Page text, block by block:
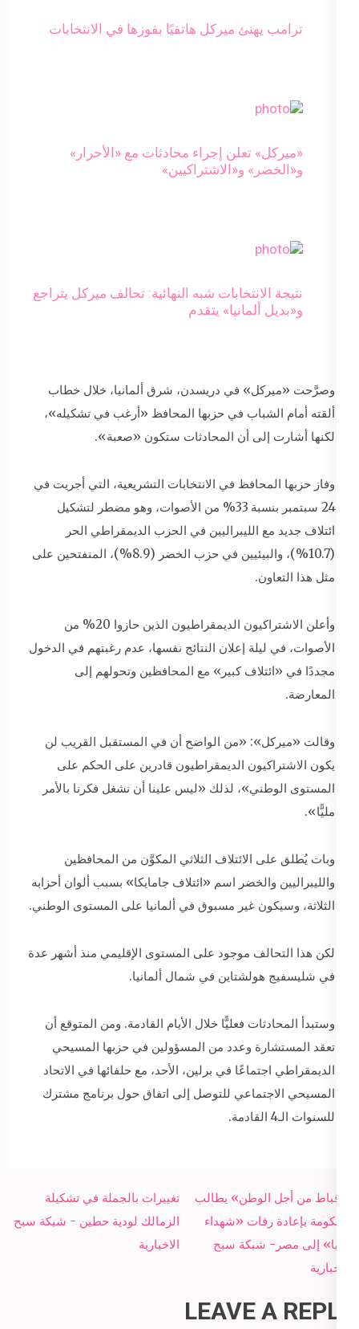
ترامب يهنئ ميركل هاتفيًا بفوزها في الانتخابات
«ميركل» تعلن إجراء محادثات مع «الأحرار»
و«الخضر» و«الاشتراكيين»
نتيجة الانتخابات شبه النهائية: تحالف ميركل يتراجع
و«بديل ألمانيا» يتقدم
وصرَّحت «ميركل» في دريسدن، شرق ألمانيا، خلال خطاب
ألقته أمام الشباب في حزبها المحافظ «أرغب في تشكيله»،
لكنها أشارت إلى أن المحادثات ستكون «صعبة».
وفاز حزبها المحافظ في الانتخابات التشريعية، التي أجريت في
24 سبتمبر بنسبة 33% من الأصوات، وهو مضطر لتشكيل
ائتلاف جديد مع الليبراليين في الحزب الديمقراطي الحر
(10.7%)، والبيئيين في حزب الخضر (8.9%)، المنفتحين على
مثل هذا التعاون.
وأعلن الاشتراكيون الديمقراطيون الذين حازوا 20% من
الأصوات، في ليلة إعلان النتائج نفسها، عدم رغبتهم في الدخول
مجددًا في «ائتلاف كبير» مع المحافظين وتحولهم إلى
المعارضة.
وقالت «ميركل»: «من الواضح أن في المستقبل القريب لن
يكون الاشتراكيون الديمقراطيون قادرين على الحكم على
المستوى الوطني»، لذلك «ليس علينا أن نشغل فكرنا بالأمر
مليًّا».
وبات يُطلق على الائتلاف الثلاثي المكوَّن من المحافظين
والليبراليين والخضر اسم «ائتلاف جامايكا» بسبب ألوان أحزابه
الثلاثة، وسيكون غير مسبوق في ألمانيا على المستوى الوطني.
لكن هذا التحالف موجود على المستوى الإقليمي منذ أشهر عدة
في شليسفيج هولشتاين في شمال ألمانيا.
وستبدأ المحادثات فعليًّا خلال الأيام القادمة. ومن المتوقع أن
تعقد المستشارة وعدد من المسؤولين في حزبها المسيحي
الديمقراطي اجتماعًا في برلين، الأحد، مع حلفائها في الاتحاد
المسيحي الاجتماعي للتوصل إلى اتفاق حول برنامج مشترك
للسنوات الـ4 القادمة.
Post
navigation
تغييرات بالجملة في تشكيلة
الزمالك لودية حطين - شبكة سبح
الاخبارية
«أقباط من أجل الوطن» يطالب
الحكومة بإعادة رفات «شهداء
ليبيا» إلى مصر- شبكة سبح
الاخبارية
LEAVE A REPLY